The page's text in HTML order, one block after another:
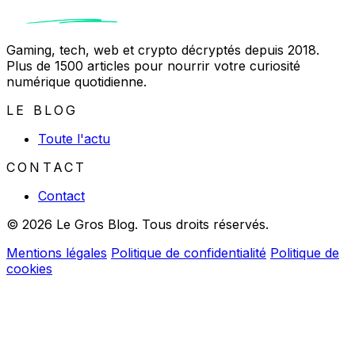
Gaming, tech, web et crypto décryptés depuis 2018.
Plus de 1500 articles pour nourrir votre curiosité
numérique quotidienne.
LE BLOG
Toute l'actu
CONTACT
Contact
© 2026 Le Gros Blog. Tous droits réservés.
Mentions légales Politique de confidentialité Politique de
cookies